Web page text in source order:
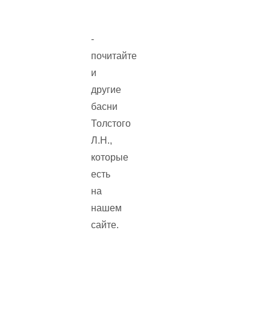
-
почитайте
и
другие
басни
Толстого
Л.Н.,
которые
есть
на
нашем
сайте.